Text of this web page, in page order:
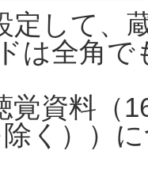
定して、
は全角
覚資料（
く））